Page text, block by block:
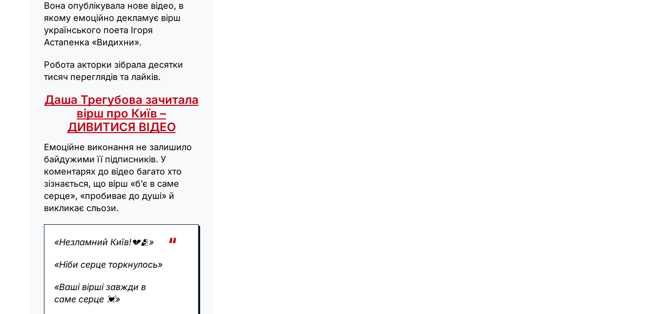
Вона опублікувала нове відео, в
якому емоційно декламує вірш
українського поета Ігоря
Астапенка «Видихни».
Робота акторки зібрала десятки
тисяч переглядів та лайків.
Даша Трегубова зачитала
вірш про Київ –
ДИВИТИСЯ ВІДЕО
Емоційне виконання не залишило
байдужими її підписників. У
коментарях до відео багато хто
зізнається, що вірш «б’є в саме
серце», «пробиває до душі» й
викликає сльози.
«Незламний Київ!💔🫂»
«Ніби серце торкнулось»
«Ваші вірші завжди в
саме серце 💓»